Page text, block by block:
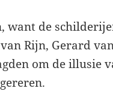
want de
Rijn, Gerard
om de illusie